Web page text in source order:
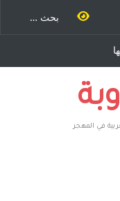
في المهجر